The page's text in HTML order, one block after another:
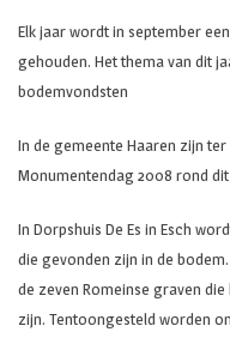
Elk jaar wordt in september
gehouden. Het thema van dit
bodemvondsten
In de gemeente Haaren zijn
Monumentendag 2008 rond
In Dorpshuis De Es in Esch
die gevonden zijn in de
de zeven Romeinse graven
zijn. Tentoongesteld worden